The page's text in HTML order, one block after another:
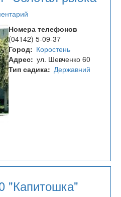
Номера телефонов
(04142) 5-09-37
Город
Коростень
Адрес ул. Шевченко 60
Тип садика Державний
"Капитошка"